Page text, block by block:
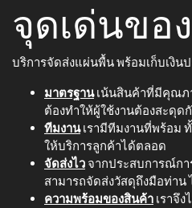
จุดเด่นของ
บริการจัดส่งแผ่นพื้น พร้อมเก็บเงิน
มาตรฐานเน้นสินค้าที่มีคุณภ
ต้องทำให้ผู้ใช้งานต้องสะดุด
ทีมงานเรามีทีมงานที่พร้อม ทั้
ให้บริการลูกค้าได้ตลอด
จัดส่งไว จากประสบการณ์กา
สามารถจัดส่งวัสดุถึงมือท่าน
ความพร้อมของสินค้า เราจึ